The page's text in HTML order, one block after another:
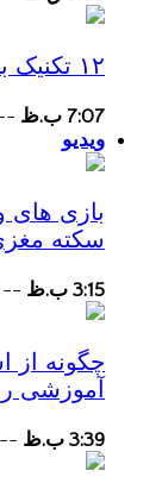
۱۲ تکنیک برتر رفتار با همسر فحاش می کند
7:07 ب.ظ
ویدیو
بازی های
سکته
3:15 ب.ظ --
چگونه از
آموزشی
3:39 ب.ظ --